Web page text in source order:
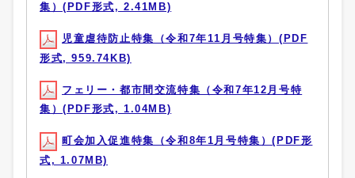
集）(PDF形式, 2.41MB)
児童虐待防止特集（令和7年11月号特集）(PDF
形式, 959.74KB)
フェリー・都市間交流特集（令和7年12月号特
集）(PDF形式, 1.04MB)
町会加入促進特集（令和8年1月号特集）(PDF形
式, 1.07MB)